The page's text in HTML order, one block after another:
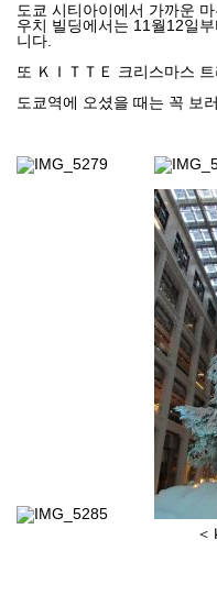
도쿄 시티아이에서 가까운
우치 빌딩에서는 11월12일
니다.
또 ＫＩＴＴＥ 크리스마스
도쿄역에 오셨을 때는 꼭 보
＜ＫＩＴＴ